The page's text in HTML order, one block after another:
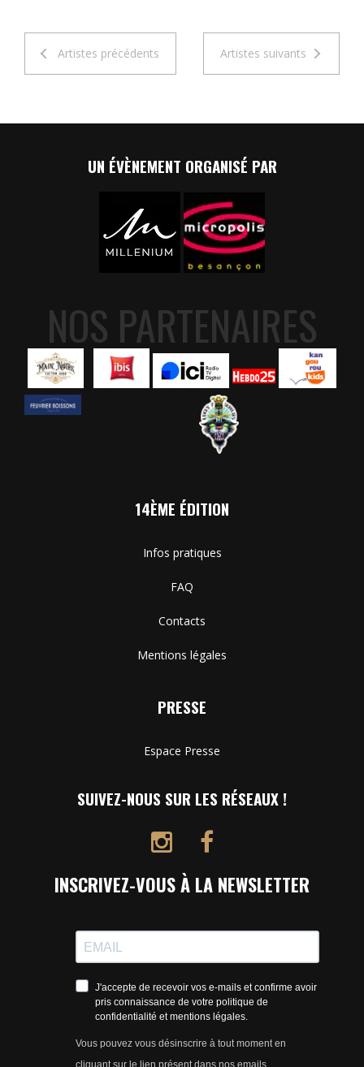
Artistes précédents Artistes suivants
UN ÉVÈNEMENT ORGANISÉ PAR
NOS PARTENAIRES
14ÈME ÉDITION
Infos pratiques
FAQ
Contacts
Mentions légales
PRESSE
Espace Presse
SUIVEZ-NOUS SUR LES RÉSEAUX !
INSCRIVEZ-VOUS À LA NEWSLETTER
J'accepte de recevoir vos e-mails et confirme avoir
pris connaissance de votre politique de
confidentialité et mentions légales.
Vous pouvez vous désinscrire à tout moment en